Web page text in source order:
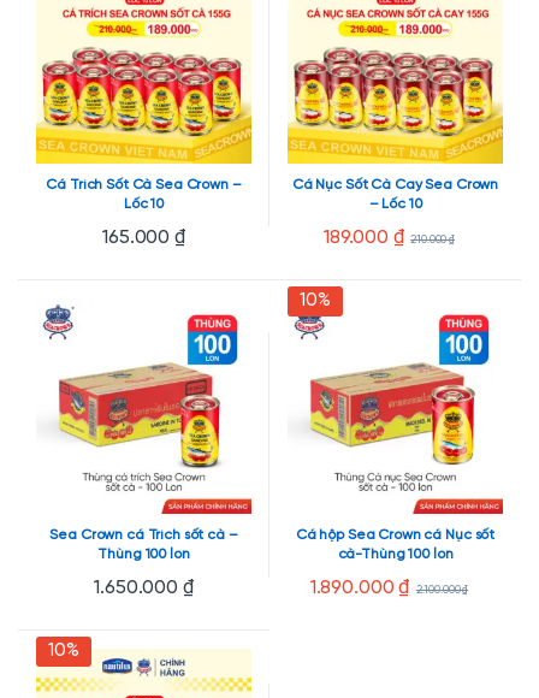
Cá Trích Sốt Cà Sea Crown –
Lốc 10
165.000 ₫
Cá Nục Sốt Cà Cay Sea Crown
– Lốc 10
189.000 ₫ 210.000₫
Sea Crown cá Trích sốt cà –
Thùng 100 lon
1.650.000 ₫
10%
Cá hộp Sea Crown cá Nục sốt
cà-Thùng 100 lon
1.890.000₫ 2.100.000₫
10%